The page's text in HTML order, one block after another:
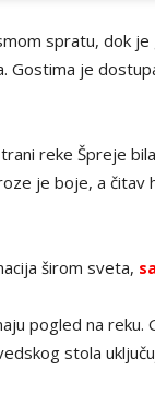
spratu, dok
Gostima je
reke Špreje
je boje, a čitav
širom sveta,
pogled na reku.
stola